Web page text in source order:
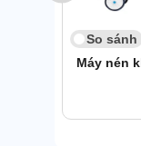
So sánh
Máy nén